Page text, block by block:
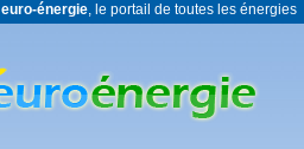
euro-énergie, le portail de toutes les énergies